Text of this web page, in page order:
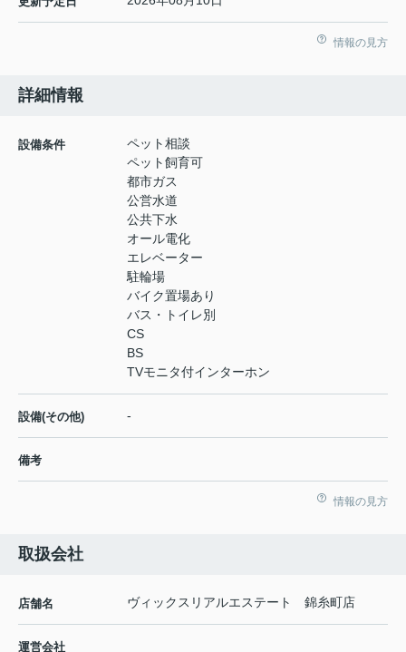
情報の見方
詳細情報
設備条件
ペット相談
ペット飼育可
都市ガス
公営水道
公共下水
オール電化
エレベーター
駐輪場
バイク置場あり
バス・トイレ別
CS
BS
TVモニタ付インターホン
設備(その他) -
備考
情報の見方
取扱会社
店舗名 ヴィックスリアルエステート 錦糸町店
運営会社